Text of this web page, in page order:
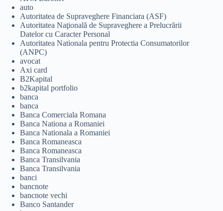
auto
Autoritatea de Supraveghere Financiara (ASF)
Autoritatea Naţională de Supraveghere a Prelucrării
Datelor cu Caracter Personal
Autoritatea Nationala pentru Protectia Consumatorilor
(ANPC)
avocat
Axi card
B2Kapital
b2kapital portfolio
banca
banca
Banca Comerciala Romana
Banca Nationa a Romaniei
Banca Nationala a Romaniei
Banca Romaneasca
Banca Romaneasca
Banca Transilvania
Banca Transilvania
banci
bancnote
bancnote vechi
Banco Santander